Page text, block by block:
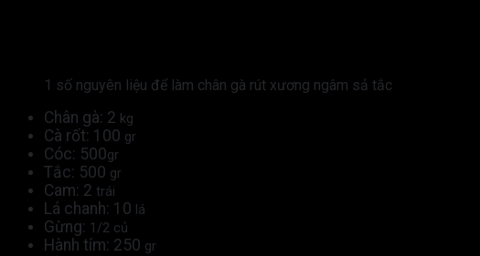
1 số nguyên liệu để làm chân gà rút xương ngâm sả tắc
Chân gà: 2 kg
Cà rốt: 100 gr
Cóc: 500gr
Tắc: 500 gr
Cam: 2 trái
Lá chanh: 10 lá
Gừng: 1/2 củ
Hành tím: 250 gr